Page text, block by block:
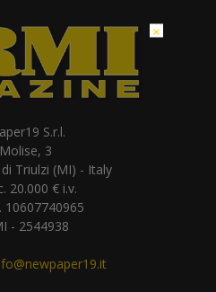
S.r.l.
3
Triulzi (MI) - Italy
20.000 € i.v.
10607740965
- 2544938
×